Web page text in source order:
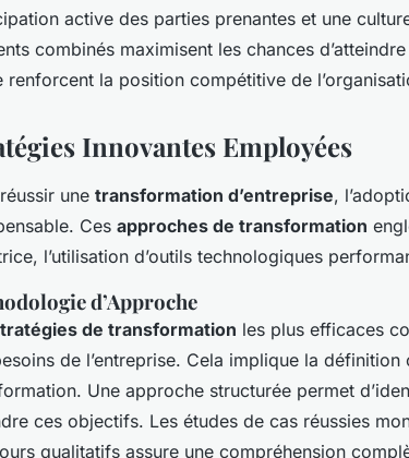
active des parties prenantes et une
combinés maximisent les chances
renforcent la position compétitive de
Innovantes Employées
une transformation d’entreprise,
Ces approches de transformation
l’utilisation d’outils technologiques
d’Approche
de transformation les plus efficaces
de l’entreprise. Cela implique la
Une approche structurée permet
ces objectifs. Les études de cas réussies
qualitatifs assure une compréhension